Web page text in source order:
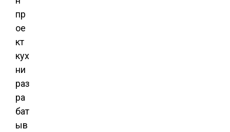
пр
ое
кт
кух
ни
раз
ра
бат
ыв